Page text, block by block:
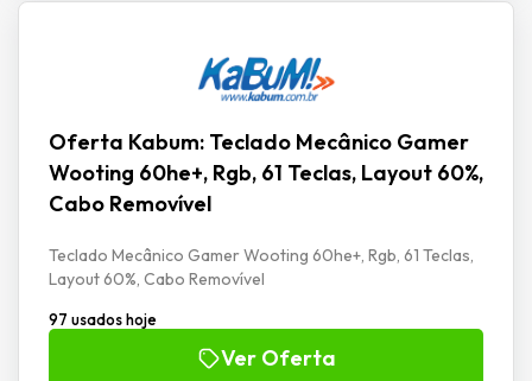
Oferta Kabum: Teclado Mecânico Gamer
Wooting 60he+, Rgb, 61 Teclas, Layout 60%,
Cabo Removível
Teclado Mecânico Gamer Wooting 60he+, Rgb, 61 Teclas,
Layout 60%, Cabo Removível
97 usados hoje
Ver Oferta